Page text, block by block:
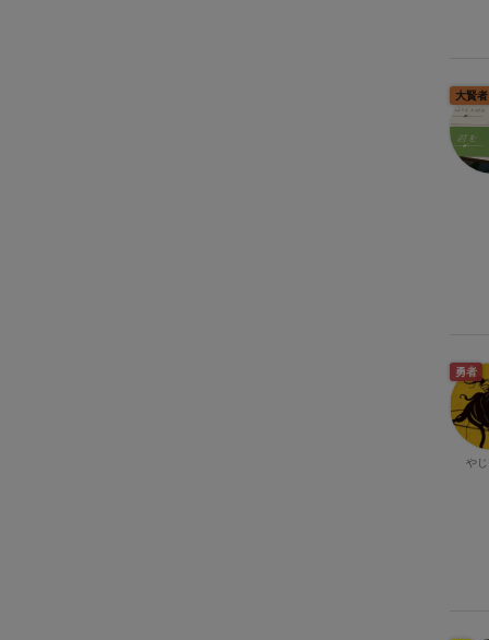
大賢者
勇者
や